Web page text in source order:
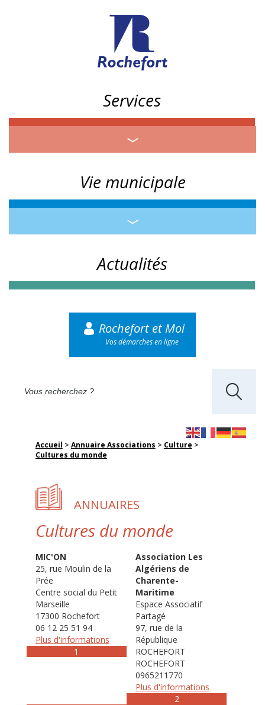
Services
Vie municipale
Actualités
Rochefort et Moi
Vos démarches en ligne
Accueil > Annuaire Associations > Culture >
Cultures du monde
ANNUAIRES
Cultures du monde
MIC'ON
25, rue Moulin de la
Prée
Centre social du Petit
Marseille
17300 Rochefort
06 12 25 51 94
Plus d'informations
1
Association Les
Algériens de
Charente-
Maritime
Espace Associatif
Partagé
97, rue de la
République
ROCHEFORT
ROCHEFORT
0965211770
Plus d'informations
2